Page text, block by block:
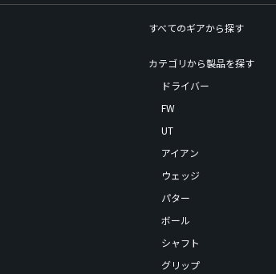
すべてのギアから探す
カテゴリから製品を探す
ドライバー
FW
UT
アイアン
ウェッジ
パター
ボール
シャフト
グリップ